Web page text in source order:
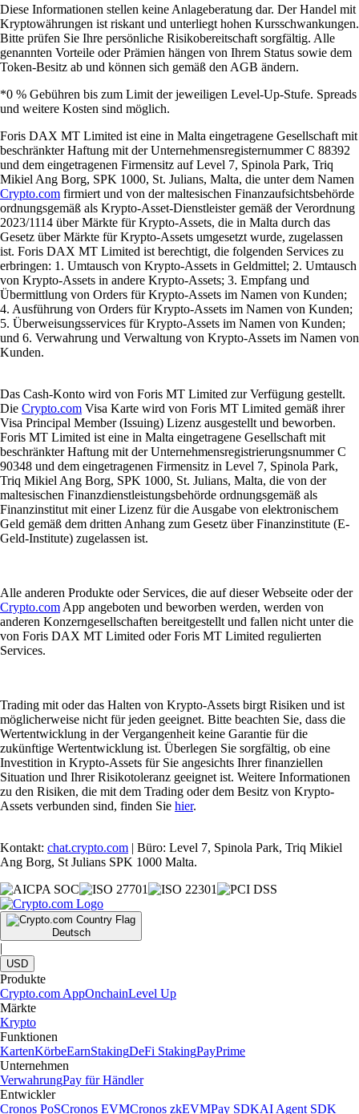
Diese Informationen stellen keine Anlageberatung dar. Der Handel mit
Kryptowährungen ist riskant und unterliegt hohen Kursschwankungen.
Bitte prüfen Sie Ihre persönliche Risikobereitschaft sorgfältig. Alle
genannten Vorteile oder Prämien hängen von Ihrem Status sowie dem
Token-Besitz ab und können sich gemäß den AGB ändern.
*0 % Gebühren bis zum Limit der jeweiligen Level-Up-Stufe. Spreads
und weitere Kosten sind möglich.
Foris DAX MT Limited ist eine in Malta eingetragene Gesellschaft mit
beschränkter Haftung mit der Unternehmensregisternummer C 88392
und dem eingetragenen Firmensitz auf Level 7, Spinola Park, Triq
Mikiel Ang Borg, SPK 1000, St. Julians, Malta, die unter dem Namen
Crypto.com firmiert und von der maltesischen Finanzaufsichtsbehörde
ordnungsgemäß als Krypto-Asset-Dienstleister gemäß der Verordnung
2023/1114 über Märkte für Krypto-Assets, die in Malta durch das
Gesetz über Märkte für Krypto-Assets umgesetzt wurde, zugelassen
ist. Foris DAX MT Limited ist berechtigt, die folgenden Services zu
erbringen: 1. Umtausch von Krypto-Assets in Geldmittel; 2. Umtausch
von Krypto-Assets in andere Krypto-Assets; 3. Empfang und
Übermittlung von Orders für Krypto-Assets im Namen von Kunden;
4. Ausführung von Orders für Krypto-Assets im Namen von Kunden;
5. Überweisungsservices für Krypto-Assets im Namen von Kunden;
und 6. Verwahrung und Verwaltung von Krypto-Assets im Namen von
Kunden.
Das Cash-Konto wird von Foris MT Limited zur Verfügung gestellt.
Die Crypto.com Visa Karte wird von Foris MT Limited gemäß ihrer
Visa Principal Member (Issuing) Lizenz ausgestellt und beworben.
Foris MT Limited ist eine in Malta eingetragene Gesellschaft mit
beschränkter Haftung mit der Unternehmensregistrierungsnummer C
90348 und dem eingetragenen Firmensitz in Level 7, Spinola Park,
Triq Mikiel Ang Borg, SPK 1000, St. Julians, Malta, die von der
maltesischen Finanzdienstleistungsbehörde ordnungsgemäß als
Finanzinstitut mit einer Lizenz für die Ausgabe von elektronischem
Geld gemäß dem dritten Anhang zum Gesetz über Finanzinstitute (E-
Geld-Institute) zugelassen ist.
Alle anderen Produkte oder Services, die auf dieser Webseite oder der
Crypto.com App angeboten und beworben werden, werden von
anderen Konzerngesellschaften bereitgestellt und fallen nicht unter die
von Foris DAX MT Limited oder Foris MT Limited regulierten
Services.
Trading mit oder das Halten von Krypto-Assets birgt Risiken und ist
möglicherweise nicht für jeden geeignet. Bitte beachten Sie, dass die
Wertentwicklung in der Vergangenheit keine Garantie für die
zukünftige Wertentwicklung ist. Überlegen Sie sorgfältig, ob eine
Investition in Krypto-Assets für Sie angesichts Ihrer finanziellen
Situation und Ihrer Risikotoleranz geeignet ist. Weitere Informationen
zu den Risiken, die mit dem Trading oder dem Besitz von Krypto-
Assets verbunden sind, finden Sie hier.
Kontakt: chat.crypto.com | Büro: Level 7, Spinola Park, Triq Mikiel
Ang Borg, St Julians SPK 1000 Malta.
Deutsch
|
USD
Produkte
Crypto.com AppOnchainLevel Up
Märkte
Krypto
Funktionen
KartenKörbeEarnStakingDeFi StakingPayPrime
Unternehmen
VerwahrungPay für Händler
Entwickler
Cronos PoSCronos EVMCronos zkEVMPay SDKAI Agent SDK